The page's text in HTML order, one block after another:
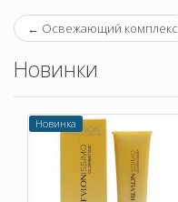
← Освежающий комплекс
Новинки
Новинка